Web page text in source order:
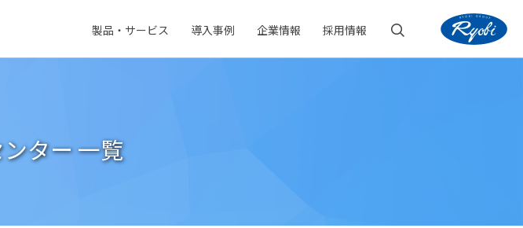
製品・サービス 導入事例 企業情報 採用情報
ター 一覧